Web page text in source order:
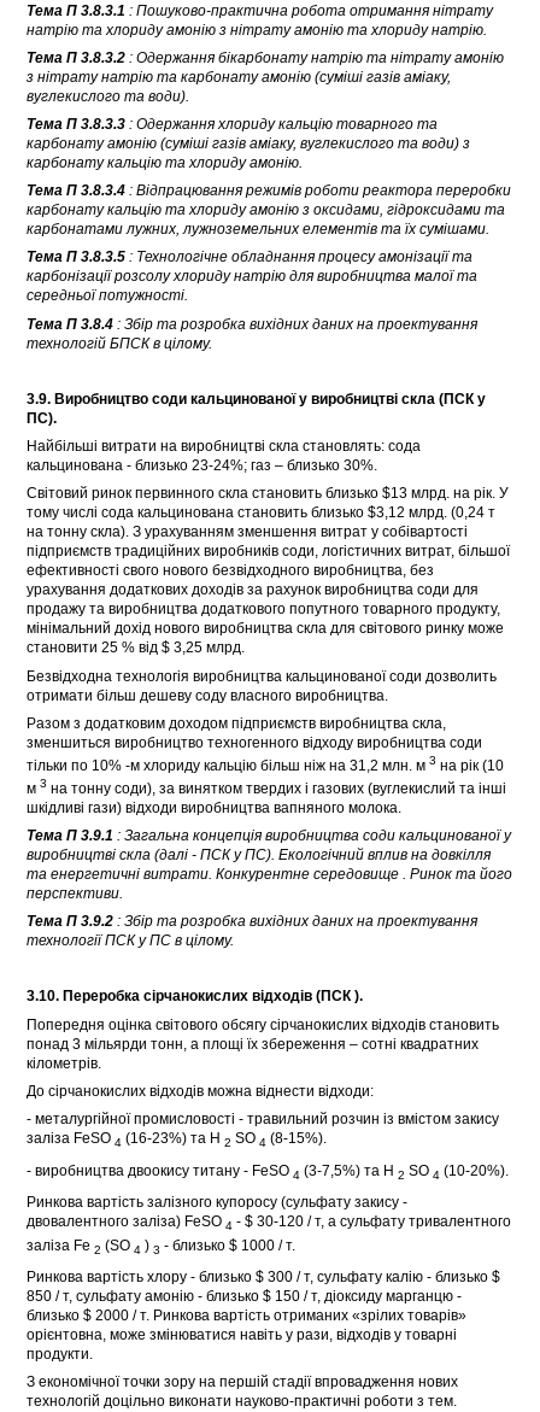
Тема П 3.8.3.1 : Пошуково-практична робота отримання нітрату
натрію та хлориду амонію з нітрату амонію та хлориду натрію.
Тема П 3.8.3.2 : Одержання бікарбонату натрію та нітрату амонію
з нітрату натрію та карбонату амонію (суміші газів аміаку,
вуглекислого та води).
Тема П 3.8.3.3 : Одержання хлориду кальцію товарного та
карбонату амонію (суміші газів аміаку, вуглекислого та води) з
карбонату кальцію та хлориду амонію.
Тема П 3.8.3.4 : Відпрацювання режимів роботи реактора переробки
карбонату кальцію та хлориду амонію з оксидами, гідроксидами та
карбонатами лужних, лужноземельних елементів та їх сумішами.
Тема П 3.8.3.5 : Технологічне обладнання процесу амонізації та
карбонізації розсолу хлориду натрію для виробництва малої та
середньої потужності.
Тема П 3.8.4 : Збір та розробка вихідних даних на проектування
технологій БПСК в цілому.
3.9. Виробництво соди кальцинованої у виробництві скла (ПСК у
ПС).
Найбільші витрати на виробництві скла становлять: сода
кальцинована - близько 23-24%; газ – близько 30%.
Світовий ринок первинного скла становить близько $13 млрд. на рік. У
тому числі сода кальцинована становить близько $3,12 млрд. (0,24 т
на тонну скла). З урахуванням зменшення витрат у собівартості
підприємств традиційних виробників соди, логістичних витрат, більшої
ефективності свого нового безвідходного виробництва, без
урахування додаткових доходів за рахунок виробництва соди для
продажу та виробництва додаткового попутного товарного продукту,
мінімальний дохід нового виробництва скла для світового ринку може
становити 25 % від $ 3,25 млрд.
Безвідходна технологія виробництва кальцинованої соди дозволить
отримати більш дешеву соду власного виробництва.
Разом з додатковим доходом підприємств виробництва скла,
зменшиться виробництво техногенного відходу виробництва соди
тільки по 10% -м хлориду кальцію більш ніж на 31,2 млн. м3 на рік (10
м3 на тонну соди), за винятком твердих і газових (вуглекислий та інші
шкідливі гази) відходи виробництва вапняного молока.
Тема П 3.9.1 : Загальна концепція виробництва соди кальцинованої у
виробництві скла (далі -ПСК уПС). Екологічний вплив на довкілля
та енергетичні витрати.Конкурентне середовище. Ринок та його
перспективи.
Тема П 3.9.2 : Збір та розробка вихідних даних на проектування
технологіїПСК уПС в цілому.
3.10. Переробка сірчанокислих відходів (ПСК).
Попередня оцінка світового обсягу сірчанокислих відходів становить
понад 3 мільярди тонн, а площі їх збереження – сотні квадратних
кілометрів.
До сірчанокислих відходів можна віднести відходи:
- металургійної промисловості - травильний розчин із вмістом закису
заліза FeSO 4 (16-23%) та H2 SO 4 (8-15%).
- виробництва двоокису титану - FeSO 4 (3-7,5%) та H2 SO 4 (10-20%).
Ринкова вартість залізного купоросу (сульфату закису -
двовалентного заліза) FeSO 4 - $ 30-120 / т, а сульфату тривалентного
заліза Fe2 (SO 4 )3 - близько $ 1000 / т.
Ринкова вартість хлору - близько $ 300 / т, сульфату калію - близько $
850 / т, сульфату амонію - близько $ 150 / т, діоксиду марганцю -
близько $ 2000 / т. Ринкова вартість отриманих «зрілих товарів»
орієнтовна, може змінюватися навіть у рази, відходів у товарні
продукти.
З економічної точки зору на першій стадії впровадження нових
технологій доцільно виконати науково-практичні роботи з тем.